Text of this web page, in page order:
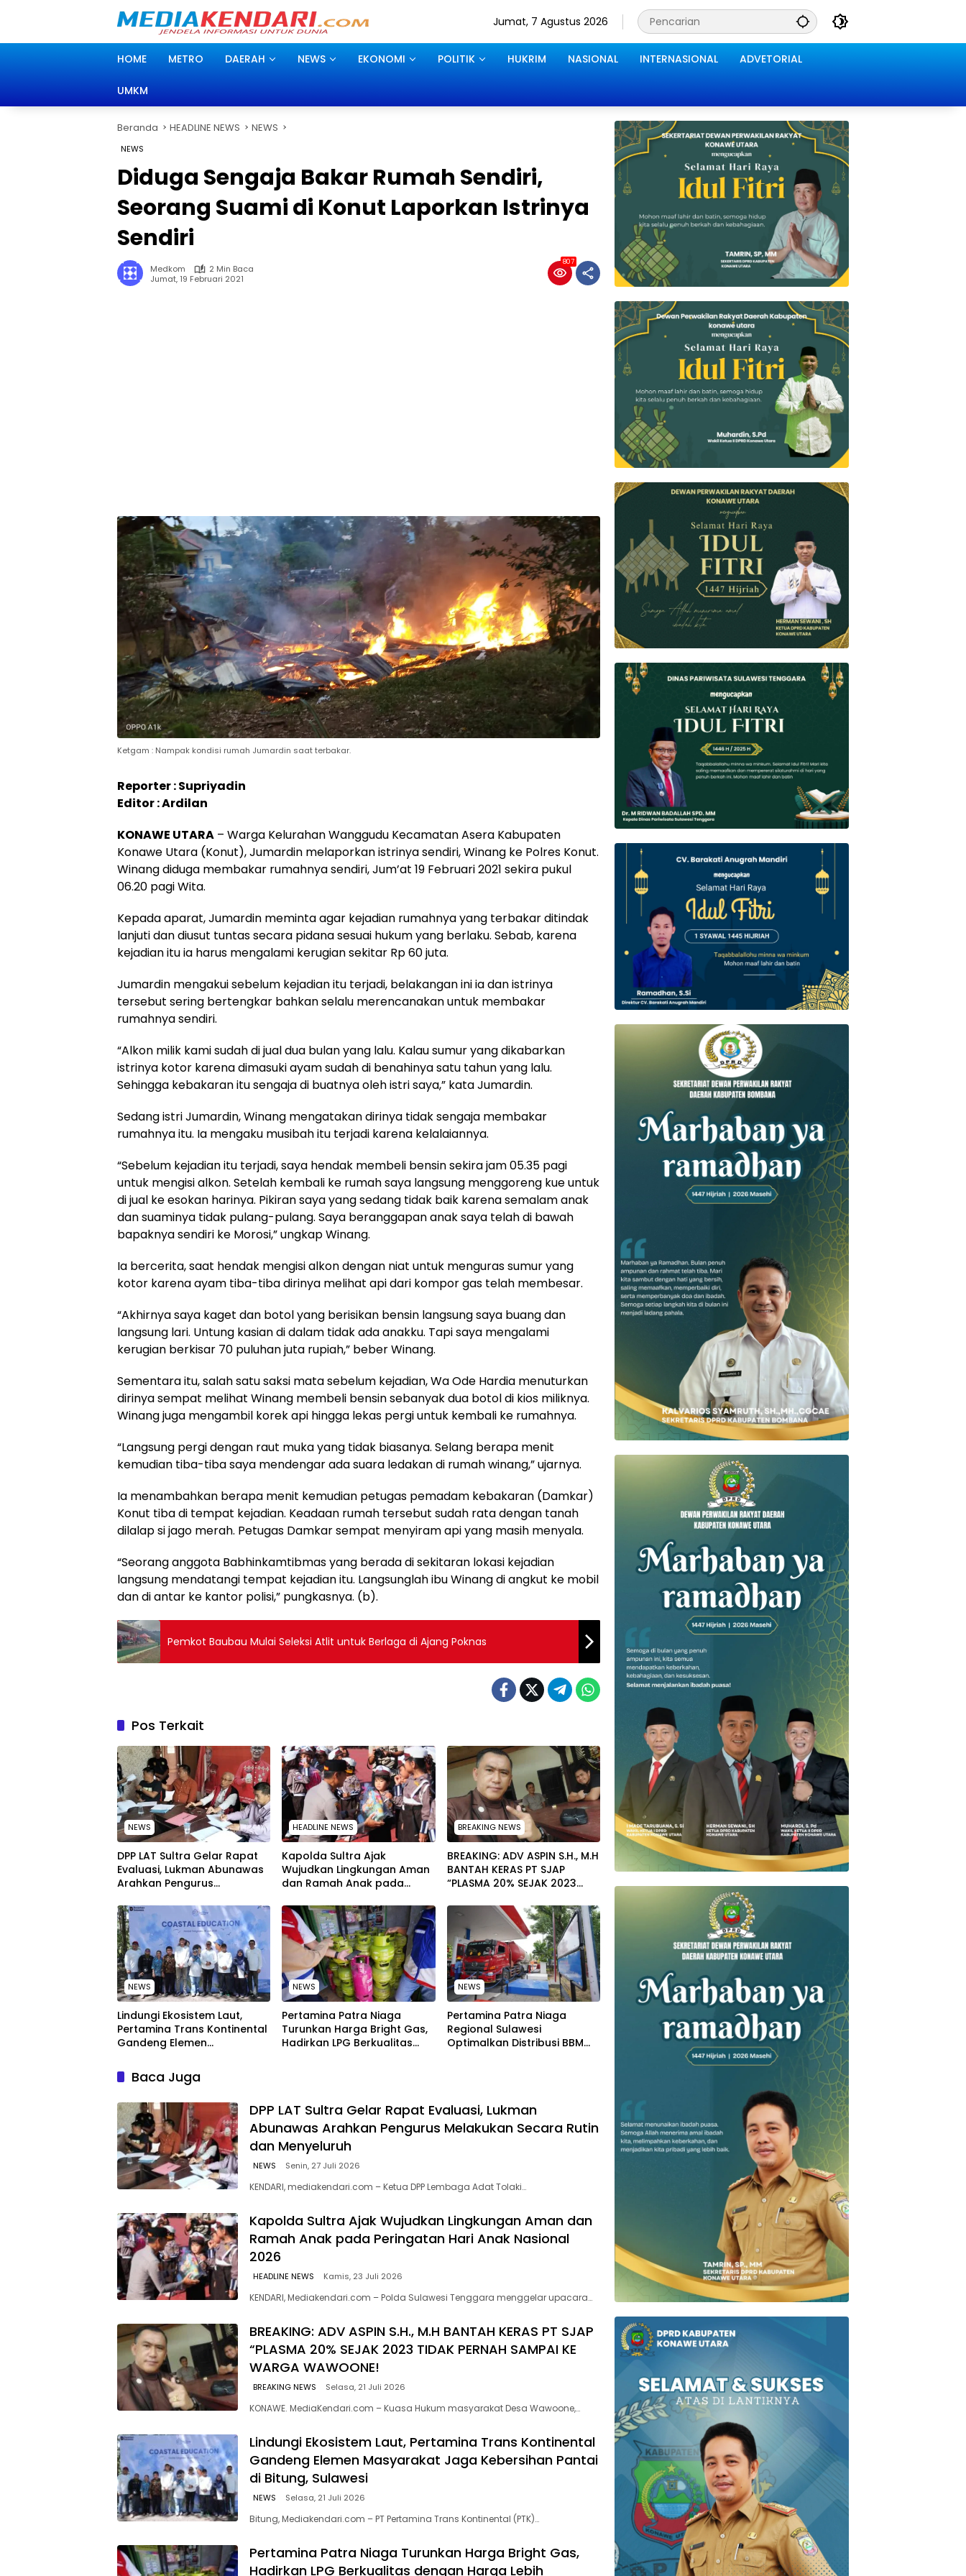
Jumat, 7 Agustus 2026
HOME METRO DAERAH NEWS EKONOMI POLITIK HUKRIM NASIONAL INTERNASIONAL ADVETORIAL
UMKM
Beranda HEADLINE NEWS NEWS
NEWS
Diduga Sengaja Bakar Rumah Sendiri,
Seorang Suami di Konut Laporkan Istrinya
Sendiri
Medkom
2 Min Baca
Jumat, 19 Februari 2021
807
Ketgam : Nampak kondisi rumah Jumardin saat terbakar.
Reporter : Supriyadin
Editor : Ardilan
KONAWE UTARA – Warga Kelurahan Wanggudu Kecamatan Asera Kabupaten
Konawe Utara (Konut), Jumardin melaporkan istrinya sendiri, Winang ke Polres Konut.
Winang diduga membakar rumahnya sendiri, Jum’at 19 Februari 2021 sekira pukul
06.20 pagi Wita.
Kepada aparat, Jumardin meminta agar kejadian rumahnya yang terbakar ditindak
lanjuti dan diusut tuntas secara pidana sesuai hukum yang berlaku. Sebab, karena
kejadian itu ia harus mengalami kerugian sekitar Rp 60 juta.
Jumardin mengakui sebelum kejadian itu terjadi, belakangan ini ia dan istrinya
tersebut sering bertengkar bahkan selalu merencanakan untuk membakar
rumahnya sendiri.
“Alkon milik kami sudah di jual dua bulan yang lalu. Kalau sumur yang dikabarkan
istrinya kotor karena dimasuki ayam sudah di benahinya satu tahun yang lalu.
Sehingga kebakaran itu sengaja di buatnya oleh istri saya,” kata Jumardin.
Sedang istri Jumardin, Winang mengatakan dirinya tidak sengaja membakar
rumahnya itu. Ia mengaku musibah itu terjadi karena kelalaiannya.
“Sebelum kejadian itu terjadi, saya hendak membeli bensin sekira jam 05.35 pagi
untuk mengisi alkon. Setelah kembali ke rumah saya langsung menggoreng kue untuk
di jual ke esokan harinya. Pikiran saya yang sedang tidak baik karena semalam anak
dan suaminya tidak pulang-pulang. Saya beranggapan anak saya telah di bawah
bapaknya sendiri ke Morosi,” ungkap Winang.
Ia bercerita, saat hendak mengisi alkon dengan niat untuk menguras sumur yang
kotor karena ayam tiba-tiba dirinya melihat api dari kompor gas telah membesar.
“Akhirnya saya kaget dan botol yang berisikan bensin langsung saya buang dan
langsung lari. Untung kasian di dalam tidak ada anakku. Tapi saya mengalami
kerugian berkisar 70 puluhan juta rupiah,” beber Winang.
Sementara itu, salah satu saksi mata sebelum kejadian, Wa Ode Hardia menuturkan
dirinya sempat melihat Winang membeli bensin sebanyak dua botol di kios miliknya.
Winang juga mengambil korek api hingga lekas pergi untuk kembali ke rumahnya.
“Langsung pergi dengan raut muka yang tidak biasanya. Selang berapa menit
kemudian tiba-tiba saya mendengar ada suara ledakan di rumah winang,” ujarnya.
Ia menambahkan berapa menit kemudian petugas pemadam kebakaran (Damkar)
Konut tiba di tempat kejadian. Keadaan rumah tersebut sudah rata dengan tanah
dilalap si jago merah. Petugas Damkar sempat menyiram api yang masih menyala.
“Seorang anggota Babhinkamtibmas yang berada di sekitaran lokasi kejadian
langsung mendatangi tempat kejadian itu. Langsunglah ibu Winang di angkut ke mobil
dan di antar ke kantor polisi,” pungkasnya. (b).
Pemkot Baubau Mulai Seleksi Atlit untuk Berlaga di Ajang Poknas
Pos Terkait
NEWS
‎DPP LAT Sultra Gelar Rapat
Evaluasi, Lukman Abunawas
Arahkan Pengurus
Menyeluruh
HEADLINE NEWS
Kapolda Sultra Ajak
Wujudkan Lingkungan Aman
dan Ramah Anak pada
Nasional 2026
BREAKING NEWS
BREAKING: ADV ASPIN S.H., M.H
BANTAH KERAS PT SJAP
“PLASMA 20% SEJAK 2023
WARGA WAWOONE!
NEWS
Lindungi Ekosistem Laut,
Pertamina Trans Kontinental
Gandeng Elemen
Kebersihan Pantai di Bitung,
Sulawesi
NEWS
Pertamina Patra Niaga
Turunkan Harga Bright Gas,
Hadirkan LPG Berkualitas
NEWS
Pertamina Patra Niaga
Regional Sulawesi
Optimalkan Distribusi BBM
Baca Juga
‎DPP LAT Sultra Gelar Rapat Evaluasi, Lukman
Abunawas Arahkan Pengurus Melakukan Secara Rutin
dan Menyeluruh
NEWS Senin, 27 Juli 2026
KENDARI, mediakendari.com – Ketua DPP Lembaga Adat Tolaki…
Kapolda Sultra Ajak Wujudkan Lingkungan Aman dan
Ramah Anak pada Peringatan Hari Anak Nasional
2026
HEADLINE NEWS Kamis, 23 Juli 2026
KENDARI, Mediakendari.com – Polda Sulawesi Tenggara menggelar upacara…
BREAKING: ADV ASPIN S.H., M.H BANTAH KERAS PT SJAP
“PLASMA 20% SEJAK 2023 TIDAK PERNAH SAMPAI KE
WARGA WAWOONE!
BREAKING NEWS Selasa, 21 Juli 2026
KONAWE. MediaKendari.com – Kuasa Hukum masyarakat Desa Wawoone,…
Lindungi Ekosistem Laut, Pertamina Trans Kontinental
Gandeng Elemen Masyarakat Jaga Kebersihan Pantai
di Bitung, Sulawesi
NEWS Selasa, 21 Juli 2026
Bitung, Mediakendari.com – PT Pertamina Trans Kontinental (PTK)…
Pertamina Patra Niaga Turunkan Harga Bright Gas,
Hadirkan LPG Berkualitas dengan Harga Lebih